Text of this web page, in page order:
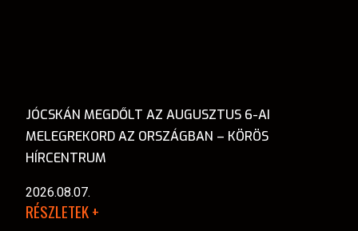
JÓCSKÁN MEGDŐLT AZ AUGUSZTUS 6-AI
MELEGREKORD AZ ORSZÁGBAN – KÖRÖS
HÍRCENTRUM
2026.08.07.
RÉSZLETEK +